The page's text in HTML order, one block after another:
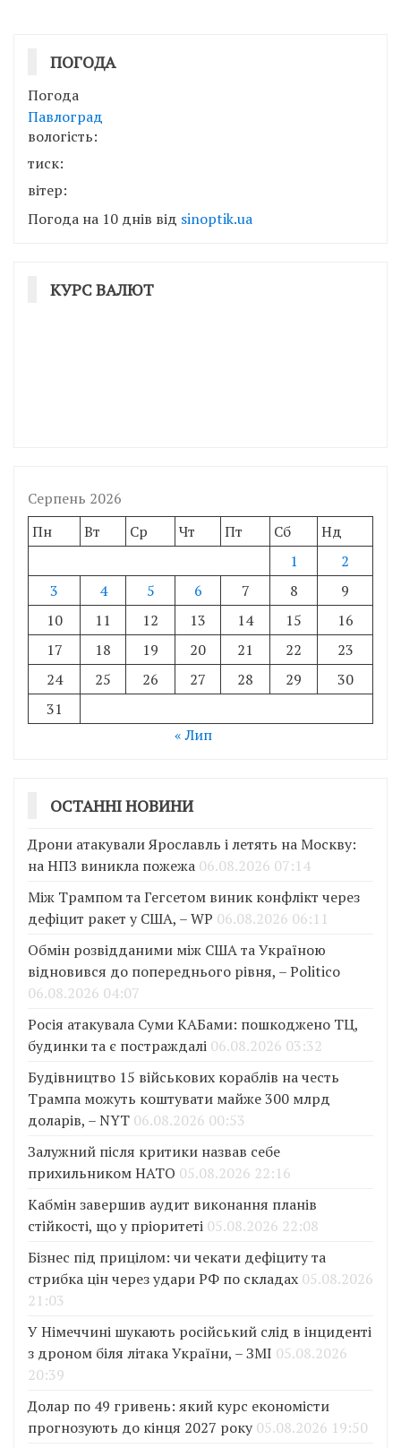
ПОГОДА
Погода
Павлоград
вологість:
тиск:
вітер:
Погода на 10 днів від sinoptik.ua
КУРС ВАЛЮТ
Серпень 2026
Пн
Вт Ср Чт Пт Сб
Нд
1
2
3
4 5 6 7 8
9
10
11 12 13 14 15
16
17
18 19 20 21 22
23
24
25 26 27 28 29
30
31
« Лип
ОСТАННІ НОВИНИ
Дрони атакували Ярославль і летять на Москву:
на НПЗ виникла пожежа 06.08.2026 07:14
Між Трампом та Гегсетом виник конфлікт через
дефіцит ракет у США, – WP 06.08.2026 06:11
Обмін розвідданими між США та Україною
відновився до попереднього рівня, – Politico
06.08.2026 04:07
Росія атакувала Суми КАБами: пошкоджено ТЦ,
будинки та є постраждалі 06.08.2026 03:32
Будівництво 15 військових кораблів на честь
Трампа можуть коштувати майже 300 млрд
доларів, – NYT 06.08.2026 00:53
Залужний після критики назвав себе
прихильником НАТО 05.08.2026 22:16
Кабмін завершив аудит виконання планів
стійкості, що у пріоритеті 05.08.2026 22:08
Бізнес під прицілом: чи чекати дефіциту та
стрибка цін через удари РФ по складах 05.08.2026
21:03
У Німеччині шукають російський слід в інциденті
з дроном біля літака України, – ЗМІ 05.08.2026
20:39
Долар по 49 гривень: який курс економісти
прогнозують до кінця 2027 року 05.08.2026 19:50